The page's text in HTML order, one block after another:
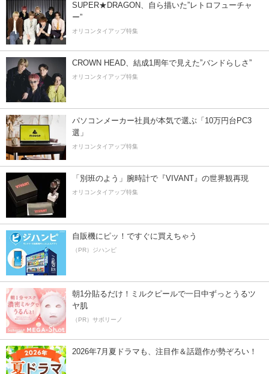
SUPER★DRAGON、自ら描いた”レトロフューチャ
ー”
オリコンタイアップ特集
CROWN HEAD、結成1周年で見えた”バンドらしさ”
オリコンタイアップ特集
パソコンメーカー社員が本気で選ぶ「10万円台PC3
選」
オリコンタイアップ特集
「別班のよう」腕時計で『VIVANT』の世界観再現
オリコンタイアップ特集
自販機にピッ！ですぐに買えちゃう
（PR）ジハンピ
朝1分貼るだけ！ミルクピールで一日中ずっとうるツ
ヤ肌
（PR）サボリーノ
2026年7月夏ドラマも、注目作＆話題作が勢ぞろい！